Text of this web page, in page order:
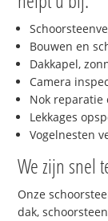
Bouwen en
Dakkapel,
Camera
Nok reparatie
Lekkages
Vogelnesten
We zijn snel
Onze
dak,